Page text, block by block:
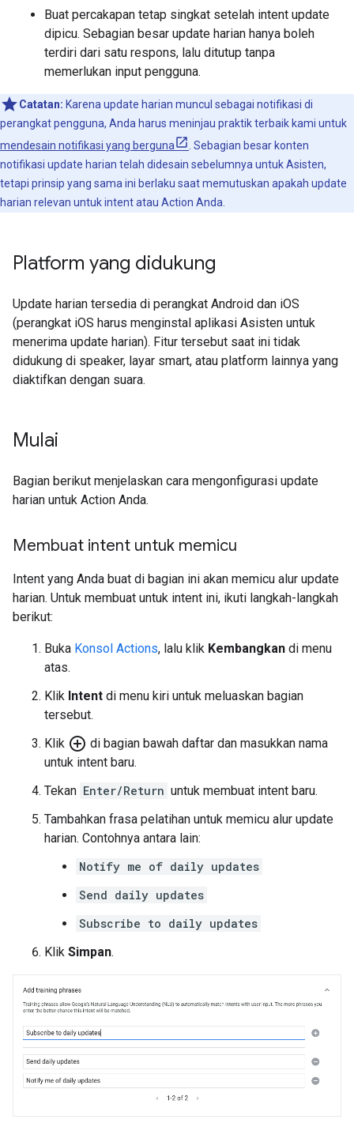
Buat percakapan tetap singkat setelah intent update
dipicu. Sebagian besar update harian hanya boleh
terdiri dari satu respons, lalu ditutup tanpa
memerlukan input pengguna.
Catatan: Karena update harian muncul sebagai notifikasi di
perangkat pengguna, Anda harus meninjau praktik terbaik kami untuk
mendesain notifikasi yang berguna
. Sebagian besar konten
notifikasi update harian telah didesain sebelumnya untuk Asisten,
tetapi prinsip yang sama ini berlaku saat memutuskan apakah update
harian relevan untuk intent atau Action Anda.
Platform yang didukung
Update harian tersedia di perangkat Android dan iOS
(perangkat iOS harus menginstal aplikasi Asisten untuk
menerima update harian). Fitur tersebut saat ini tidak
didukung di speaker, layar smart, atau platform lainnya yang
diaktifkan dengan suara.
Mulai
Bagian berikut menjelaskan cara mengonfigurasi update
harian untuk Action Anda.
Membuat intent untuk memicu
Intent yang Anda buat di bagian ini akan memicu alur update
harian. Untuk membuat untuk intent ini, ikuti langkah-langkah
berikut:
Buka Konsol Actions, lalu klik Kembangkan di menu
atas.
Klik Intent di menu kiri untuk meluaskan bagian
tersebut.
Klik add_circle_outline di bagian bawah daftar dan masukkan nama
untuk intent baru.
Tekan Enter/Return untuk membuat intent baru.
Tambahkan frasa pelatihan untuk memicu alur update
harian. Contohnya antara lain:
Notify me of daily updates
Send daily updates
Subscribe to daily updates
Klik Simpan.